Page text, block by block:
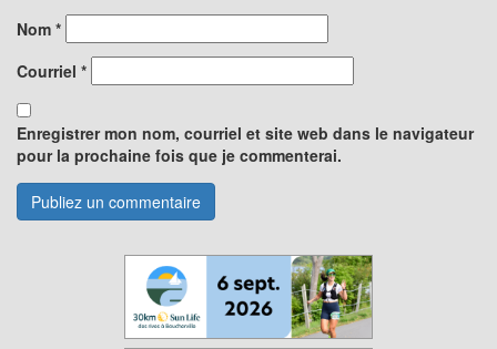
Nom *
Courriel *
Enregistrer mon nom, courriel et site web dans le navigateur
pour la prochaine fois que je commenterai.